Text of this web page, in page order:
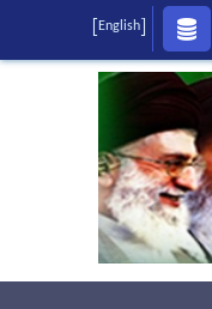
[English]